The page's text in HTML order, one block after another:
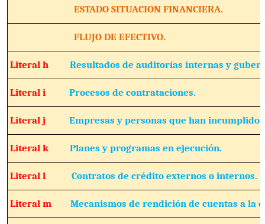
ESTADO SITUACION FINANCIERA.
FLUJO DE EFECTIVO.
Literal hResultados de auditorías internas y
Literal iProcesos de contrataciones.
Literal jEmpresas y personas que han incumplido
Literal kPlanes y programas en ejecución.
Literal lContratos de crédito externos o internos.
Literal mMecanismos de rendición de cuentas a la